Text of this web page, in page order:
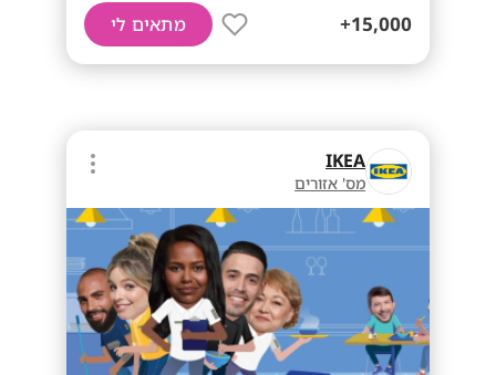
15,000+ מתאים לי
IKEA
מס' אזורים